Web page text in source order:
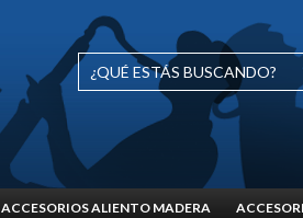
ACCESORIOS ALIENTO MADERA